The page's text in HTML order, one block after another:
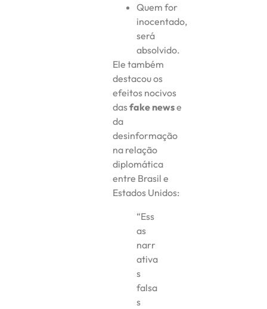
Quem for
inocentado,
será
absolvido.
Ele também
destacou os
efeitos nocivos
dasfake newse
da
desinformação
na relação
diplomática
entre Brasil e
Estados Unidos:
“Ess
as
narr
ativa
s
falsa
s